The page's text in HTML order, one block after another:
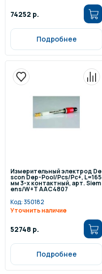
74252 р.
Подробнее
Измерительный электрод De
scon Dep-Pool/Pcs/Pc+, L=165
мм 3-х контактный, арт. Siem
ens/W+T AAC4807
Код:350182
Уточнить наличие
52748 р.
Подробнее